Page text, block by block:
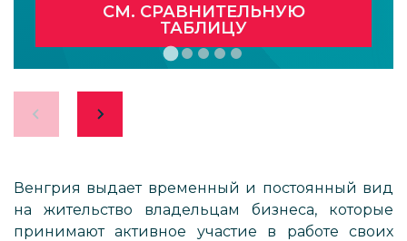
СМ. СРАВНИТЕЛЬНУЮ
ТАБЛИЦУ
Венгрия выдает временный и постоянный вид
на жительство владельцам бизнеса, которые
принимают активное участие в работе своих